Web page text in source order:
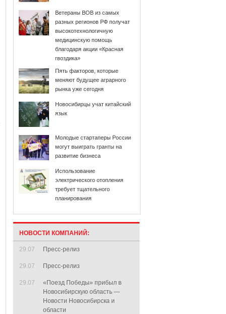
Ветераны ВОВ из самых
разных регионов РФ получат
высокотехнологичную
медицинскую помощь
благодаря акции «Красная
гвоздика»
Пять факторов, которые
меняют будущее аграрного
рынка уже сегодня
Новосибирцы учат китайский
язык
Молодые стартаперы России
могут выиграть гранты на
развитие бизнеса
Использование
электрического отопления
требует тщательного
планирования
НОВОСТИ КОМПАНИЙ:
29.07 Пресс-релиз
29.07 Пресс-релиз
29.07
«Поезд Победы» прибыл в
Новосибирскую область —
Новости Новосибирска и
области